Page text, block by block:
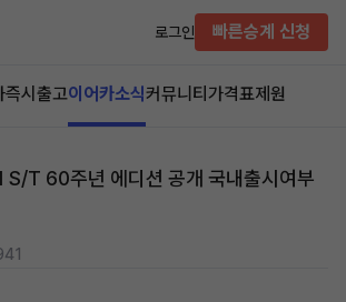
로그인 빠른승계 신청
즉시출고이어카소식커뮤니티 가격표제원
S/T 60주년 에디션 공개 국내출시여부